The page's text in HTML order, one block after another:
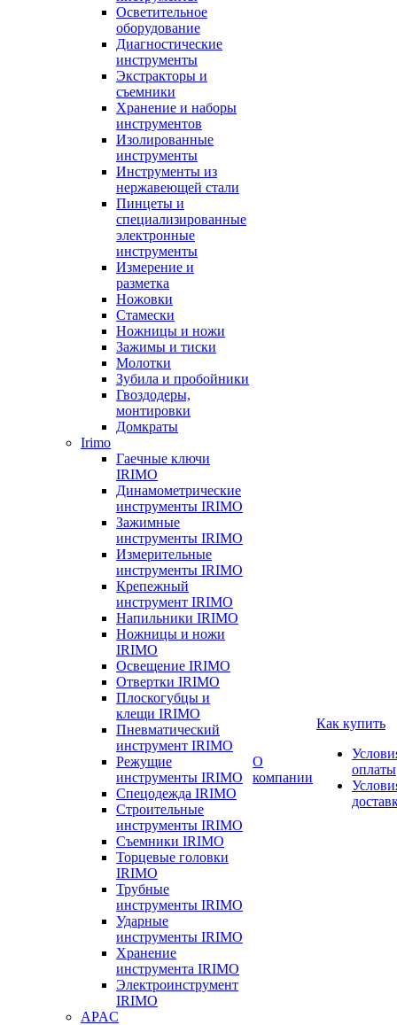
Осветительное
оборудование
Диагностические
инструменты
Экстракторы и
съемники
Хранение и наборы
инструментов
Изолированные
инструменты
Инструменты из
нержавеющей стали
Пинцеты и
специализированные
электронные
инструменты
Измерение и
разметка
Ножовки
Стамески
Ножницы и ножи
Зажимы и тиски
Молотки
Зубила и пробойники
Гвоздодеры,
монтировки
Домкраты
Irimo
Гаечные ключи
IRIMO
Динамометрические
инструменты IRIMO
Зажимные
инструменты IRIMO
Измерительные
инструменты IRIMO
Крепежный
инструмент IRIMO
Напильники IRIMO
Ножницы и ножи
IRIMO
Освещение IRIMO
Отвертки IRIMO
Плоскогубцы и
клещи IRIMO
Пневматический
инструмент IRIMO
Режущие
инструменты IRIMO
Спецодежда IRIMO
Строительные
инструменты IRIMO
Съемники IRIMO
Торцевые головки
IRIMO
Трубные
инструменты IRIMO
Ударные
инструменты IRIMO
Хранение
инструмента IRIMO
Электроинструмент
IRIMO
APAC
О
компании
Как купить
оплаты